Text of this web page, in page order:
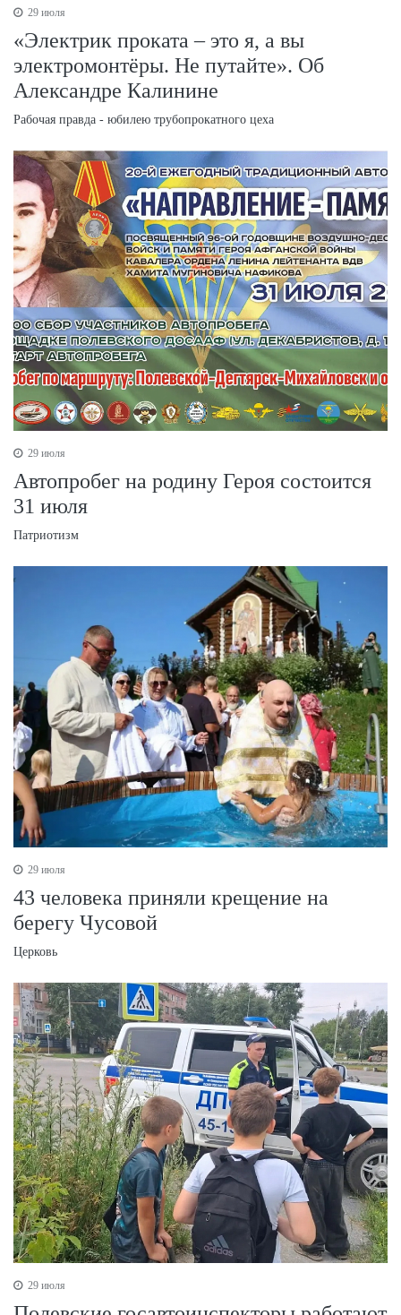
29 июля
«Электрик проката – это я, а вы
электромонтёры. Не путайте». Об
Александре Калинине
Рабочая правда - юбилею трубопрокатного цеха
29 июля
Автопробег на родину Героя состоится
31 июля
Патриотизм
29 июля
43 человека приняли крещение на
берегу Чусовой
Церковь
29 июля